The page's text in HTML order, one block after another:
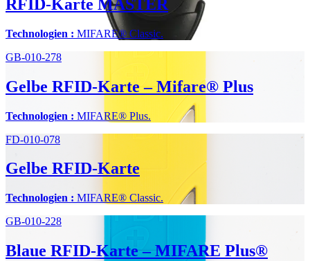
RFID-Karte MASTER
Technologien : MIFARE® Classic.
GB-010-278
Gelbe RFID-Karte – Mifare® Plus
Technologien : MIFARE® Plus.
FD-010-078
Gelbe RFID-Karte
Technologien : MIFARE® Classic.
GB-010-228
Blaue RFID-Karte – MIFARE Plus®